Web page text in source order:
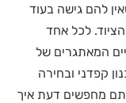
להם גישה בעוד
לכל אחד
המאתגרים של
קפדני ובחירה
מחפשים דעת איך